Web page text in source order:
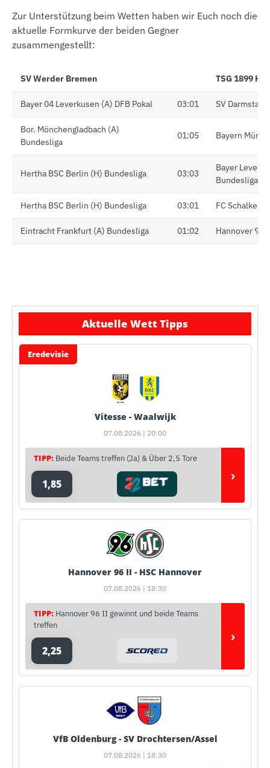
Zur Unterstützung beim Wetten haben wir Euch noch die
aktuelle Formkurve der beiden Gegner
zusammengestellt:
SV Werder Bremen TSG 1899
Bayer 04 Leverkusen (A) DFB Pokal 03:01 SV
Bor. Mönchengladbach (A)
Bundesliga
01:05 Bayern
Hertha BSC Berlin (H) Bundesliga 03:03
Bayer
Bundesliga
Hertha BSC Berlin (H) Bundesliga 03:01 FC Schalke
Eintracht Frankfurt (A) Bundesliga 01:02 Hannover 96
Aktuelle Wett Tipps
Eredevisie
Vitesse - Waalwijk
07.08.2026 | 20:00
TIPP: Beide Teams treffen (Ja) & Über 2,5 Tore
1,85 ›
Hannover 96 II - HSC Hannover
07.08.2026 | 18:30
TIPP: Hannover 96 II gewinnt und beide Teams
treffen
2,25
›
VfB Oldenburg - SV Drochtersen/Assel
07.08.2026 | 18:30